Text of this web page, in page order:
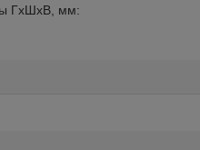
ГхШхВ, мм: